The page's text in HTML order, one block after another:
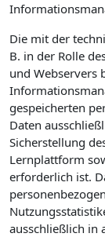
Die mit der
B. in der Rolle
und Webservers
gespeicherten
Daten
Sicherstellung
Lernplattform
erforderlich ist.
ausschließlich in